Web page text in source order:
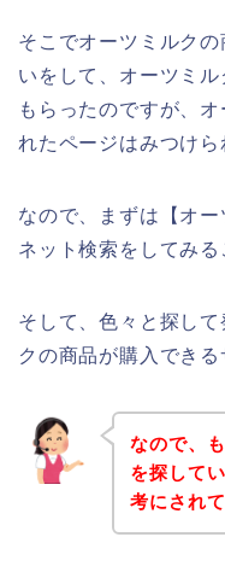
そこでオーツミルク
いをして、オーツミ
もらったのですが、
れたページはみつけら
なので、まずは【オ
ネット検索をしてみる
そして、色々と探し
クの商品が購入できる
なので、
を探して
考にされ